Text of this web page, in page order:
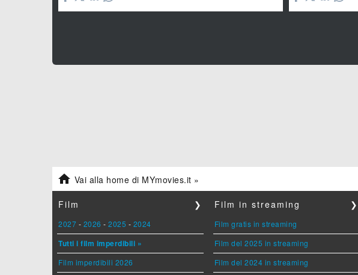
 Vai alla home di MYmovies.it »
Film ❯
2027 - 2026 - 2025 - 2024
Tutti i film imperdibili »
Film imperdibili 2026
Film in streaming ❯
Film gratis in streaming
Film del 2025 in streaming
Film del 2024 in streaming